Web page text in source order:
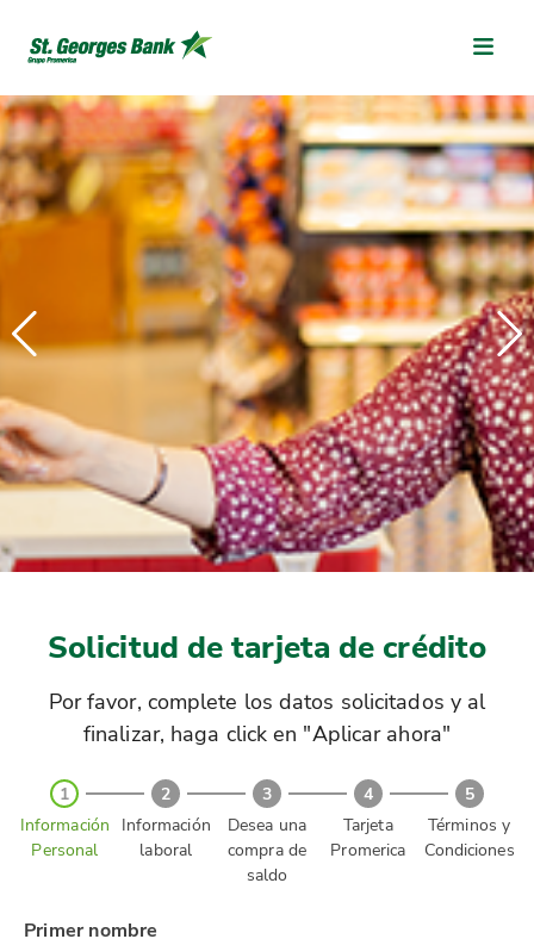
Solicitud de tarjeta de crédito
Por favor, complete los datos solicitados y al
finalizar, haga click en "Aplicar ahora"
1
Información
Personal
2
Información
laboral
3
Desea una
compra de
saldo
4
Tarjeta
Promerica
5
Términos y
Condiciones
Primer nombre